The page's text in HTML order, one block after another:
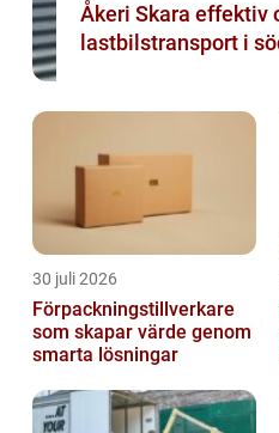
Åkeri Skara effektiv och säker
lastbilstransport i
30 juli 2026
Förpackningstillverkare
som skapar värde genom
smarta lösningar